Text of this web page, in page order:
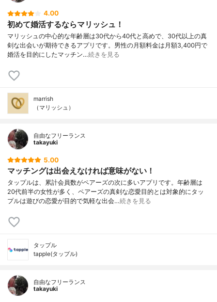
4.00
初めて婚活するならマリッシュ！
マリッシュの中心的な年齢層は30代から40代と高めで、30代以上の真
剣な出会いが期待できるアプリです。男性の月額料金は月額3,400円で
婚活を目的にしたマッチン…続きを見る
marrish
（マリッシュ）
自由なフリーランス
takayuki
5.00
マッチングは出会えなければ意味がない！
タップルは、累計会員数がペアーズの次に多いアプリです。年齢層は
20代前半の女性が多く、ペアーズの真剣な恋愛目的とは対象的にタッ
プルは遊びの恋愛が目的で気軽な出会…続きを見る
タップル
tapple(タップル)
自由なフリーランス
takayuki